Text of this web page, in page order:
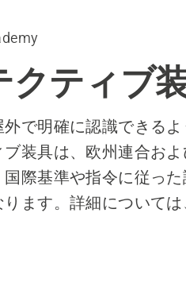
ャップス
ブブーツ
クティブ
で明確に認識できる
装具は、欧州連合お
際基準や指令に従っ
ます。詳細について